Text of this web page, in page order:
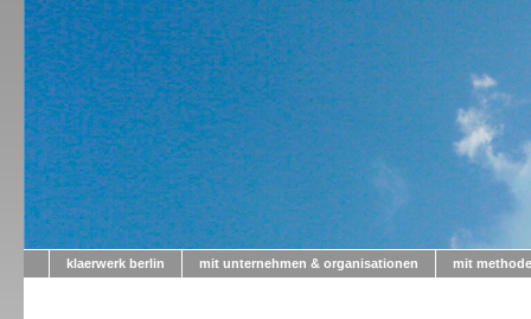
klaerwerk berlin mit unternehmen & organisationen mit methode